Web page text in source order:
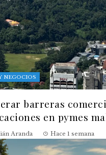
NEGOCIOS
barreras
en pymes
Aranda Hace 1 semana